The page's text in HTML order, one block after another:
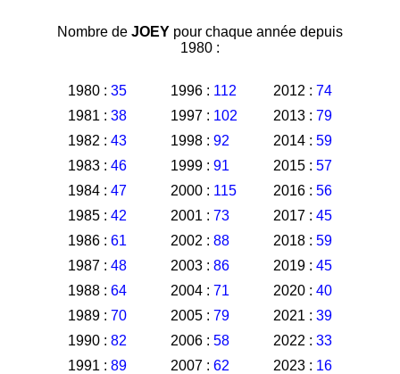
Nombre de JOEYpour chaque année depuis
1980 :
1980 : 35
1981 : 38
1982 : 43
1983 : 46
1984 : 47
1985 : 42
1986 : 61
1987 : 48
1988 : 64
1989 : 70
1990 : 82
1991 : 89
1996 : 112
1997 : 102
1998 : 92
1999 : 91
2000 : 115
2001 : 73
2002 : 88
2003 : 86
2004 : 71
2005 : 79
2006 : 58
2007 : 62
2012 : 74
2013 : 79
2014 : 59
2015 : 57
2016 : 56
2017 : 45
2018 : 59
2019 : 45
2020 : 40
2021 : 39
2022 : 33
2023 : 16